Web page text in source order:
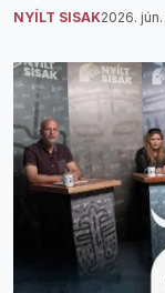
NYÍLT SISAK2026. jún.